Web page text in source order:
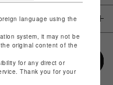
language using the
system, it may not be
original content of the
for any direct or
Thank you for your